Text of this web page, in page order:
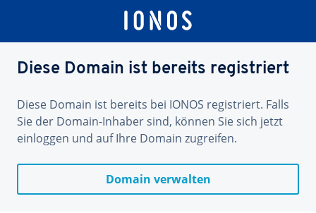
Diese Domain ist bereits registriert
Diese Domain ist bereits bei IONOS registriert. Falls
Sie der Domain-Inhaber sind, können Sie sich jetzt
einloggen und auf Ihre Domain zugreifen.
Domain verwalten